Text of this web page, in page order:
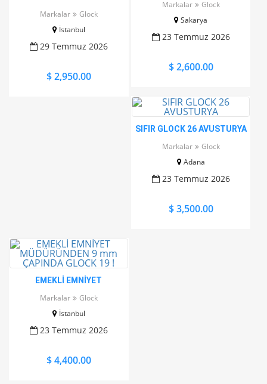
Markalar
Glock
İstanbul
29 Temmuz 2026
$ 2,950.00
Markalar
Glock
Sakarya
23 Temmuz 2026
$ 2,600.00
SIFIR GLOCK 26 AVUSTURYA
Markalar
Glock
Adana
23 Temmuz 2026
$ 3,500.00
EMEKLİ EMNİYET
Markalar
Glock
İstanbul
23 Temmuz 2026
$ 4,400.00